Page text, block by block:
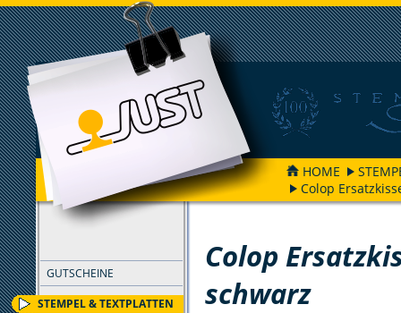
HOME
Colop
GUTSCHEINE
STEMPEL & TEXTPLATTEN
FILTER
Colop
schwarz